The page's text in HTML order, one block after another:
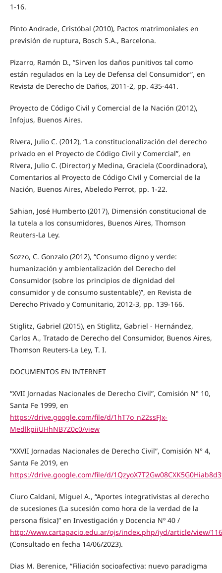
1-16.
Pinto Andrade, Cristóbal (2010), Pactos matrimoniales en
previsión de ruptura, Bosch S.A., Barcelona.
Pizarro, Ramón D., “Sirven los daños punitivos tal como
están regulados en la Ley de Defensa del Consumidor”, en
Revista de Derecho de Daños, 2011-2, pp. 435-441.
Proyecto de Código Civil y Comercial de la Nación (2012),
Infojus, Buenos Aires.
Rivera, Julio C. (2012), “La constitucionalización del derecho
privado en el Proyecto de Código Civil y Comercial”, en
Rivera, Julio C. (Director) y Medina, Graciela (Coordinadora),
Comentarios al Proyecto de Código Civil y Comercial de la
Nación, Buenos Aires, Abeledo Perrot, pp. 1-22.
Sahian, José Humberto (2017), Dimensión constitucional de
la tutela a los consumidores, Buenos Aires, Thomson
Reuters-La Ley.
Sozzo, C. Gonzalo (2012), “Consumo digno y verde:
humanización y ambientalización del Derecho del
Consumidor (sobre los principios de dignidad del
consumidor y de consumo sustentable)”, en Revista de
Derecho Privado y Comunitario, 2012-3, pp. 139-166.
Stiglitz, Gabriel (2015), en Stiglitz, Gabriel - Hernández,
Carlos A., Tratado de Derecho del Consumidor, Buenos Aires,
Thomson Reuters-La Ley, T. I.
DOCUMENTOS EN INTERNET
“XVII Jornadas Nacionales de Derecho Civil”, Comisión N° 10,
Santa Fe 1999, en
https://drive.google.com/file/d/1hT7o_n22ssFJx-
MedlkpiiUHhNB7Z0c0/view
“XXVII Jornadas Nacionales de Derecho Civil”, Comisión N° 4,
Santa Fe 2019, en
https://drive.google.com/file/d/
Ciuro Caldani, Miguel A., “Aportes integrativistas al derecho
de sucesiones (La sucesión como hora de la verdad de la
persona física)” en Investigación y Docencia Nº 40 /
http://www.cartapacio.edu.ar/ojs/index.php/iyd/article/view/
(Consultado en fecha 14/06/2023).
Dias M. Berenice, “Filiación socioafectiva: nuevo paradigma